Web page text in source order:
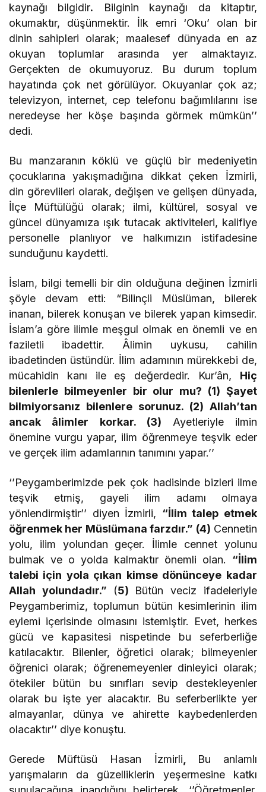
kaynağı bilgidir. Bilginin kaynağı da kitaptır,
okumaktır, düşünmektir. İlk emri ‘Oku’ olan bir
dinin sahipleri olarak; maalesef dünyada en az
okuyan toplumlar arasında yer almaktayız.
Gerçekten de okumuyoruz. Bu durum toplum
hayatında çok net görülüyor. Okuyanlar çok az;
televizyon, internet, cep telefonu bağımlılarını ise
neredeyse her köşe başında görmek mümkün’’
dedi.
Bu manzaranın köklü ve güçlü bir medeniyetin
çocuklarına yakışmadığına dikkat çeken İzmirli,
din görevlileri olarak, değişen ve gelişen dünyada,
İlçe Müftülüğü olarak; ilmi, kültürel, sosyal ve
güncel dünyamıza ışık tutacak aktiviteleri, kalifiye
personelle planlıyor ve halkımızın istifadesine
sunduğunu kaydetti.
İslam, bilgi temelli bir din olduğuna değinen İzmirli
şöyle devam etti: “Bilinçli Müslüman, bilerek
inanan, bilerek konuşan ve bilerek yapan kimsedir.
İslam’a göre ilimle meşgul olmak en önemli ve en
faziletli ibadettir. Âlimin uykusu, cahilin
ibadetinden üstündür. İlim adamının mürekkebi de,
mücahidin kanı ile eş değerdedir. Kur’ân, Hiç
bilenlerle bilmeyenler bir olur mu? (1) Şayet
bilmiyorsanız bilenlere sorunuz. (2) Allah’tan
ancak âlimler korkar. (3) Ayetleriyle ilmin
önemine vurgu yapar, ilim öğrenmeye teşvik eder
ve gerçek ilim adamlarının tanımını yapar.’’
‘’Peygamberimizde pek çok hadisinde bizleri ilme
teşvik etmiş, gayeli ilim adamı olmaya
yönlendirmiştir’’ diyen İzmirli, “İlim talep etmek
öğrenmek her Müslümana farzdır.” (4) Cennetin
yolu, ilim yolundan geçer. İlimle cennet yolunu
bulmak ve o yolda kalmaktır önemli olan. “İlim
talebi için yola çıkan kimse dönünceye kadar
Allah yolundadır.”
(5) Bütün veciz ifadeleriyle
Peygamberimiz, toplumun bütün kesimlerinin ilim
eylemi içerisinde olmasını istemiştir. Evet, herkes
gücü ve kapasitesi nispetinde bu seferberliğe
katılacaktır. Bilenler, öğretici olarak; bilmeyenler
öğrenici olarak; öğrenemeyenler dinleyici olarak;
ötekiler bütün bu sınıfları sevip destekleyenler
olarak bu işte yer alacaktır. Bu seferberlikte yer
almayanlar, dünya ve ahirette kaybedenlerden
olacaktır’’ diye konuştu.
Gerede Müftüsü Hasan İzmirli
Bu anlamlı
yarışmaların da güzelliklerin yeşermesine katkı